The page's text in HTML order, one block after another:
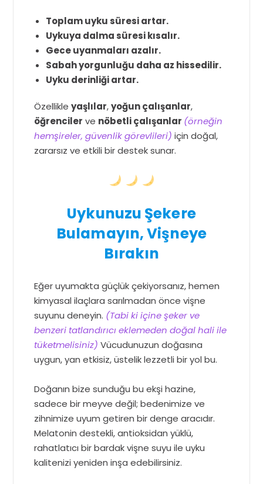
Toplam uyku süresi artar.
Uykuya dalma süresi kısalır.
Gece uyanmaları azalır.
Sabah yorgunluğu daha az hissedilir.
Uyku derinliği artar.
Özellikleyaşlılar,yoğun çalışanlar,
öğrenciler ve nöbetli çalışanlar (örneğin
hemşireler, güvenlik görevlileri) için doğal,
zararsız ve etkili bir destek sunar.
Uykunuzu Şekere
Bulamayın, Vişneye
Bırakın
Eğer uyumakta güçlük çekiyorsanız, hemen
kimyasal ilaçlara sarılmadan önce vişne
suyunu deneyin. (Tabi ki içine şeker ve
benzeri tatlandırıcı eklemeden doğal hali ile
tüketmelisiniz) Vücudunuzun doğasına
uygun, yan etkisiz, üstelik lezzetli bir yol bu.
Doğanın bize sunduğu bu ekşi hazine,
sadece bir meyve değil; bedenimize ve
zihnimize uyum getiren bir denge aracıdır.
Melatonin destekli, antioksidan yüklü,
rahatlatıcı bir bardak vişne suyu ile uyku
kalitenizi yeniden inşa edebilirsiniz.